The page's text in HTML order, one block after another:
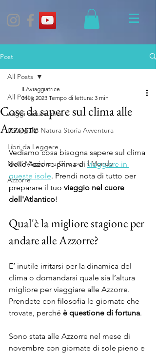
Post
All Posts
viaggi naturalistici
Portogallo Natura Storia Avventura
Libri da Leggere
Notti Magiche a Giro per il Mondo
Azzorre
All Posts
Cose da sapere sul clima alle
Azzorre
ILAviaggiatrice
3 lug 2023 Tempo di lettura: 3 min
Vediamo cosa bisogna sapere sul clima
delle Azzorre prima di viaggiare in
queste isole. Prendi nota di tutto per
preparare il tuo viaggio nel cuore
dell'Atlantico!
Qual'è la migliore stagione per
andare alle Azzorre?
E’ inutile irritarsi per la dinamica del
clima o domandarsi quale sia l’altura
migliore per viaggiare alle Azzorre.
Prendete con filosofia le giornate che
trovate, perché è questione di fortuna.
Sono stata alle Azzorre nel mese di
novembre con giornate di sole pieno e